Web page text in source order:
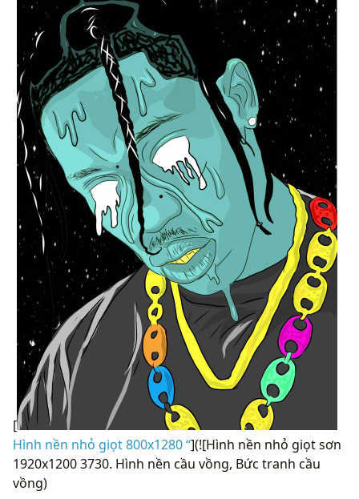
[
Hình nền nhỏ giọt 800x1280 “](![Hình nền nhỏ giọt sơn
1920x1200 3730. Hình nền cầu vồng, Bức tranh cầu
vồng)